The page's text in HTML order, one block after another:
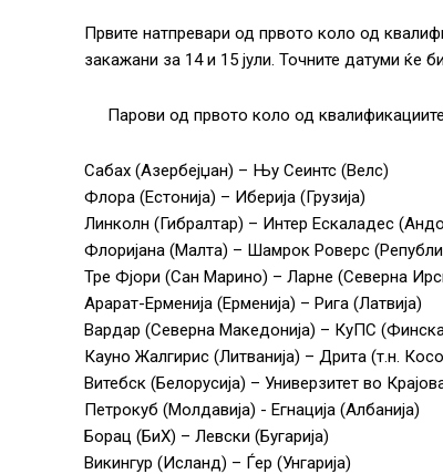
Првите натпревари од првото коло од
закажани за 14 и 15 јули. Точните датуми
Парови од првото коло од
Сабах (Азербејџан) – Њу Сеинтс (Велс)
Флора (Естонија) – Иберија (Грузија)
Линколн (Гибралтар) – Интер Ескаладес
Флоријана (Малта) – Шамрок Роверс
Тре Фјори (Сан Марино) – Ларне (Северна
Арарат-Ерменија (Ерменија) – Рига (Латвија)
Вардар (Северна Македонија) – КуПС
Кауно Жалгирис (Литванија) – Дрита (т.н.
Витебск (Белорусија) – Универзитет во
Петрокуб (Молдавија) ​​- Егнација (Албанија)
Борац (БиХ) – Левски (Бугарија)
Викингур (Исланд) – Ѓер (Унгарија)